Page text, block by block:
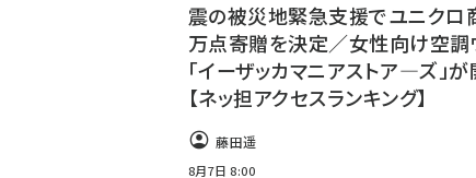
震の被災地緊急支援でユニクロ
万点寄贈を決定／女性向け空調
「イーザッカマニアストア―ズ」
【ネッ担アクセスランキング】
藤田遥
8月7日 8:00